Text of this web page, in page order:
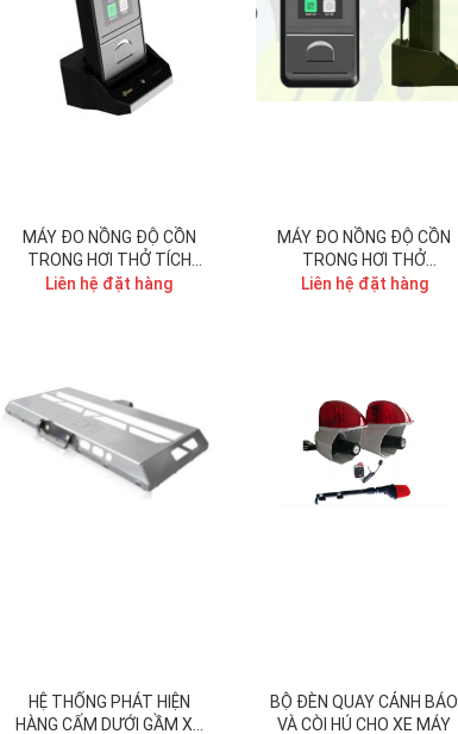
MÁY ĐO NỒNG ĐỘ CỒN
TRONG HƠI THỞ TÍCH
HỢP CAMERA, QUÉT MÃ
Liên hệ đặt hàng
MÁY ĐO NỒNG ĐỘ CỒN
TRONG HƠI THỞ
ALCOSMART
Liên hệ đặt hàng
HỆ THỐNG PHÁT HIỆN
HÀNG CẤM DƯỚI GẦM XE
BỘ ĐÈN QUAY CẢNH BÁO
VÀ CÒI HÚ CHO XE MÁY